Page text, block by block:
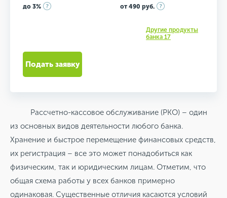
до 3%
от 490 руб.
Другие продукты
банка 17
Подать заявку
Рассчетно-кассовое обслуживание (РКО) – один
из основных видов деятельности любого банка.
Хранение и быстрое перемещение финансовых средств,
их регистрация – все это может понадобиться как
физическим, так и юридическим лицам. Отметим, что
общая схема работы у всех банков примерно
одинаковая. Существенные отличия касаются условий